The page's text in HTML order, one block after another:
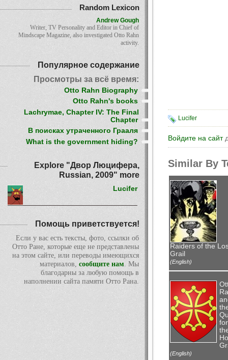
Lucifer
Войдите на сайт
Similar By
Raiders of the
Grail
(English)
for
(English)
Random Lexicon
Andrew Gough
Writer, TV Personality and Editor in Chief of
Mindscape Magazine, also investigated Otto Rahn
activity.
Популярное содержание
Просмотры за всё время:
Otto Rahn Biography
Otto Rahn's books
Lachrymae, Chapter IV: The Final
Chapter
В поисках утраченного Грааля
What is the government hiding?
Explore "Двор Люцифера,
Russian, 2009" more
Lucifer
Помощь приветствуется!
Если у вас есть тексты, фото, ссылки об
Отто Ране, которые еще не представлены
на этом сайте, или переводы имеющихся
материалов,сообщите нам . Мы
благодарны за любую помощь в
наполнении сайта памяти Отто Рана.